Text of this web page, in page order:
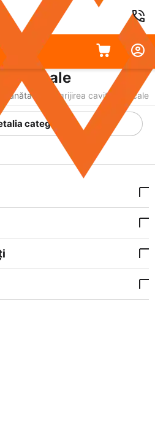
bucale
sănătate Îngrijirea cavității bucale
categoria